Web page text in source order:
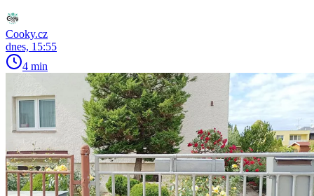
Cooky.cz
dnes, 15:55
4 min